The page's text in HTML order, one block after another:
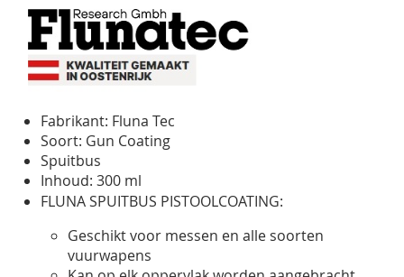
Fabrikant: Fluna Tec
Soort: Gun Coating
Spuitbus
Inhoud: 300 ml
FLUNA SPUITBUS PISTOOLCOATING:
Geschikt voor messen en alle soorten
vuurwapens